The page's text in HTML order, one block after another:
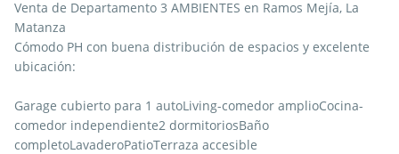
Venta de Departamento 3 AMBIENTES en Ramos Mejía, La
Matanza
Cómodo PH con buena distribución de espacios y excelente
ubicación:
Garage cubierto para 1 autoLiving-comedor amplioCocina-
comedor independiente2 dormitoriosBaño
completoLavaderoPatioTerraza accesible